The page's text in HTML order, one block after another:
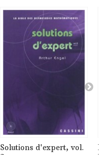
Solutions d'expert, vol.